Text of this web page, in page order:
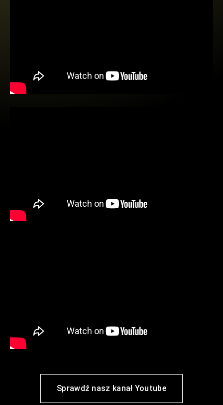
Sprawdź nasz kanał Youtube